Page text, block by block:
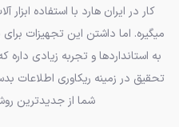
کار در ایران هارد با استفاده
میگیره. اما داشتن این تجهیزات
تحقیق در زمینه ریکاوری اطلاعات
شما از جدیدترین